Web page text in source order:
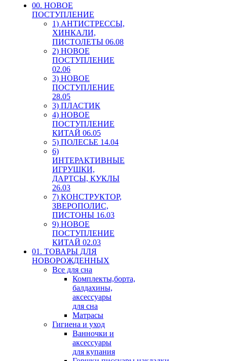
00. HОВОЕ
ПОСТУПЛЕНИЕ
1) АНТИСТРЕССЫ,
ХИНКАЛИ,
ПИСТОЛЕТЫ 06.08
2) НОВОЕ
ПОСТУПЛЕНИЕ
02.06
3) НОВОЕ
ПОСТУПЛЕНИЕ
28.05
3) ПЛАСТИК
4) НОВОЕ
ПОСТУПЛЕНИЕ
КИТАЙ 06.05
5) ПОЛЕСЬЕ 14.04
6)
ИНТЕРАКТИВНЫЕ
ИГРУШКИ,
ДАРТСЫ, КУКЛЫ
26.03
7) КОНСТРУКТОР,
ЗВЕРОПОЛИС,
ПИСТОНЫ 16.03
9) НОВОЕ
ПОСТУПЛЕНИЕ
КИТАЙ 02.03
01. ТОВАРЫ ДЛЯ
НОВОРОЖДЕННЫХ
Все для сна
Комплекты,борта,
балдахины,
аксессуары
для сна
Матрасы
Гигиена и уход
Ванночки и
аксессуары
для купания